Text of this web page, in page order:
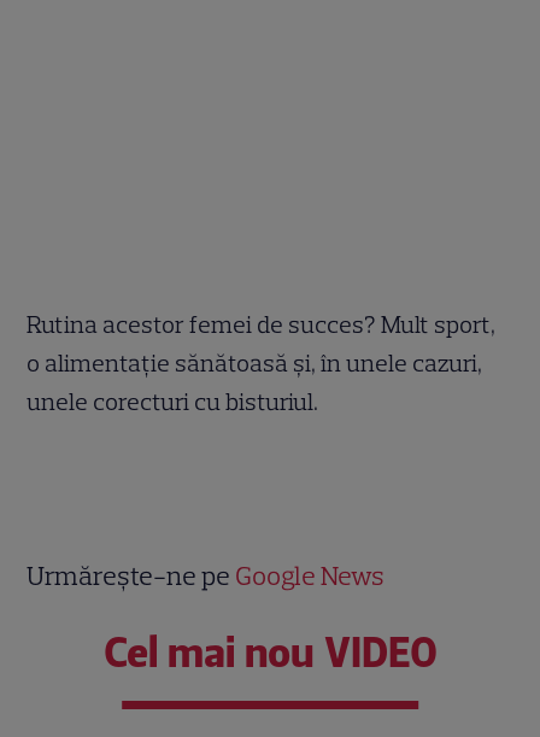
Rutina acestor femei de succes? Mult sport,
o alimentaţie sănătoasă şi, în unele cazuri,
unele corecturi cu bisturiul.
Urmărește-ne pe Google News
Cel mai nou VIDEO